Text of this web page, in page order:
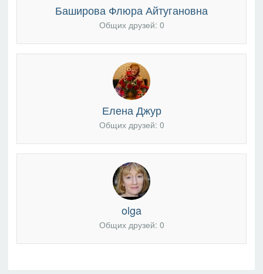
Баширова Флюра Айтугановна
Общих друзей: 0
Елена Джур
Общих друзей: 0
olga
Общих друзей: 0